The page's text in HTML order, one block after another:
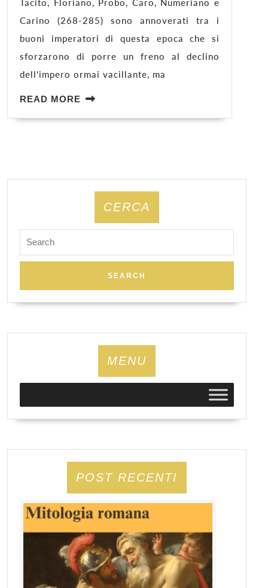
A
CARINO
Tacito, Floriano, Probo, Caro, Numeriano e
Carino (268-285) sono annoverati tra i
buoni imperatori di questa epoca che si
sforzarono di porre un freno al declino
dell'impero ormai vacillante, ma
READ MORE READ
CERCA
for:
MENU
POST RECENTI